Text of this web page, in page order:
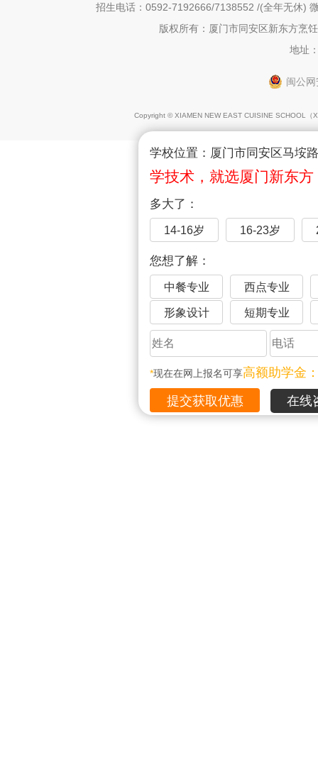
学校位置：厦门市同安区马垵
学技术，就选厦门新东方
多大了：
14-16岁 16-23岁
您想了解：
中餐专业 西点专业
形象设计 短期专业
*现在在网上报名可享高额助学金
在线
招生电话：0592-7192666/7138552 /(全年无休)
版权所有：厦门市同安区新东方烹
地址
闽公
Copyright © XIAMEN NEW EAST CUISINE SCHOOL（